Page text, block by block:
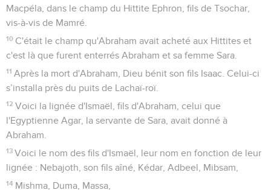
Macpéla, dans le champ du Hittite Ephron, fils de Tsochar,
vis-à-vis de Mamré.
10 C'était le champ qu'Abraham avait acheté aux Hittites et
c'est là que furent enterrés Abraham et sa femme Sara.
11 Après la mort d'Abraham, Dieu bénit son fils Isaac. Celui-ci
s’installa près du puits de Lachaï-roï.
12 Voici la lignée d'Ismaël, fils d'Abraham, celui que
l'Egyptienne Agar, la servante de Sara, avait donné à
Abraham.
13 Voici le nom des fils d'Ismaël, leur nom en fonction de leur
lignée : Nebajoth, son fils aîné, Kédar, Adbeel, Mibsam,
14 Mishma, Duma, Massa,